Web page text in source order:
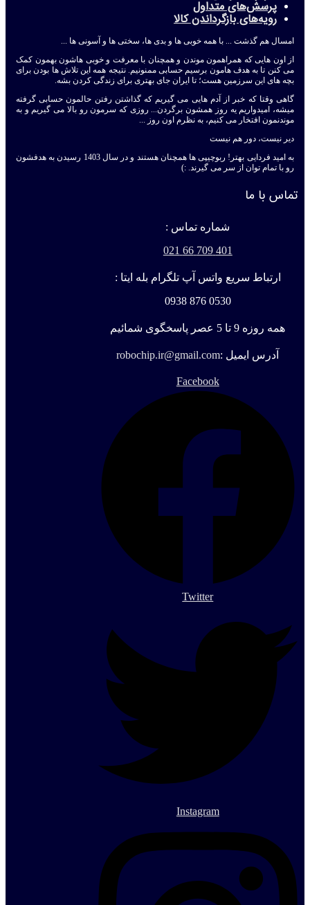
پرسش‌های متداول
رویه‌های بازگرداندن کالا
امسال هم گذشت ... با همه خوبی ها و بدی ها، سختی ها و آسونی ها ...
از اون هایی که همراهمون موندن و همچنان با معرفت و خوبی هاشون بهمون کمک
می کنن تا به هدف هامون برسیم حسابی ممنونیم. نتیجه همه این تلاش ها بودن برای
بچه های این سرزمین هست؛ تا ایران جای بهتری برای زندگی کردن بشه.
گاهی وقتا که خبر از آدم هایی می گیریم که گذاشتن رفتن حالمون حسابی گرفته
میشه، امیدواریم یه روز همشون برگردن... روزی که سرمون رو بالا می گیریم و به
موندنمون افتخار می کنیم، به نظرم اون روز ...
دیر نیست، دور هم نیست
به امید فردایی بهتر! ربوچیپی ها همچنان هستند و در سال 1403 رسیدن به هدفشون
رو با تمام توان از سر می گیرند. :)
تماس با ما
شماره تماس :
401 709 66 021
ارتباط سریع واتس آپ تلگرام بله ایتا :
0530 876 0938
همه روزه 9 تا 5 عصر پاسخگوی شمائیم
آدرس ایمیل :robochip.ir@gmail.com
Facebook
Twitter
Instagram